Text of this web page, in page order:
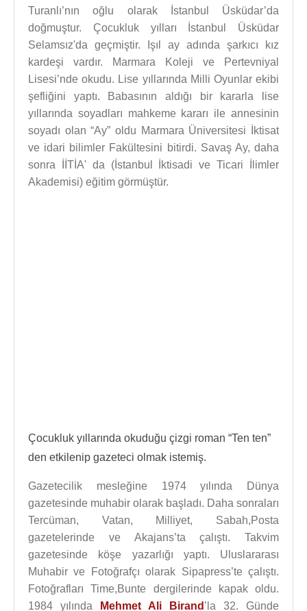
Turanlı’nın oğlu olarak İstanbul Üsküdar’da
doğmuştur. Çocukluk yılları İstanbul Üsküdar
Selamsız'da geçmiştir. Işıl ay adında şarkıcı kız
kardeşi vardır. Marmara Koleji ve Pertevniyal
Lisesi’nde okudu. Lise yıllarında Milli Oyunlar ekibi
şefliğini yaptı. Babasının aldığı bir kararla lise
yıllarında soyadları mahkeme kararı ile annesinin
soyadı olan “Ay” oldu Marmara Üniversitesi İktisat
ve idari bilimler Fakültesini bitirdi. Savaş Ay, daha
sonra İİTİA' da (İstanbul İktisadi ve Ticari İlimler
Akademisi) eğitim görmüştür.
Çocukluk yıllarında okuduğu çizgi roman “Ten ten”
den etkilenip gazeteci olmak istemiş.
Gazetecilik mesleğine 1974 yılında Dünya
gazetesinde muhabir olarak başladı. Daha sonraları
Tercüman, Vatan, Milliyet, Sabah,Posta
gazetelerinde ve Akajans’ta çalıştı. Takvim
gazetesinde köşe yazarlığı yaptı. Uluslararası
Muhabir ve Fotoğrafçı olarak Sipapress’te çalıştı.
Fotoğrafları Time,Bunte dergilerinde kapak oldu.
1984 yılında
Mehmet Ali Birand ’la 32. Günde